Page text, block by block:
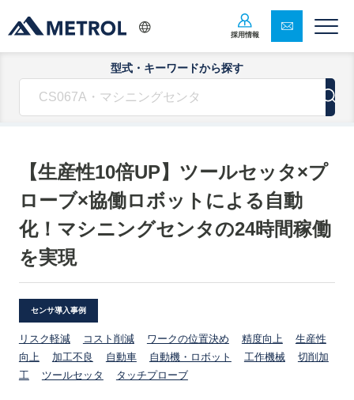
採用情報
型式・キーワードから探す
【生産性10倍UP】ツールセッタ×プ
ローブ×協働ロボットによる自動
化！マシニングセンタの24時間稼働
を実現
センサ導入事例
リスク軽減 コスト削減 ワークの位置決め 精度向上
生産性
向上
加工不良 自動車 自動機・ロボット 工作機械
切削加
工
ツールセッタ タッチプローブ